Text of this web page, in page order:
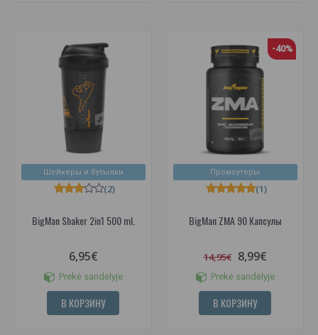
Шейкеры и бутылки
BigMan Shaker 2in1 500 ml.
(2)
6,95€
Prekė sandėlyje
В КОРЗИНУ
Промоутеры
-40%
BigMan ZMA 90 Капсулы
(1)
14,95€ 8,99€
Prekė sandėlyje
В КОРЗИНУ